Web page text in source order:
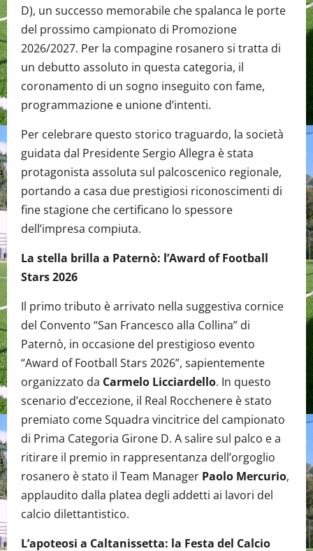
D), un successo memorabile che spalanca le porte
del prossimo campionato di Promozione
2026/2027. Per la compagine rosanero si tratta di
un debutto assoluto in questa categoria, il
coronamento di un sogno inseguito con fame,
programmazione e unione d’intenti.
Per celebrare questo storico traguardo, la società
guidata dal Presidente Sergio Allegra è stata
protagonista assoluta sul palcoscenico regionale,
portando a casa due prestigiosi riconoscimenti di
fine stagione che certificano lo spessore
dell’impresa compiuta.
La stella brilla a Paternò: l’Award of Football
Stars 2026
Il primo tributo è arrivato nella suggestiva cornice
del Convento “San Francesco alla Collina” di
Paternò, in occasione del prestigioso evento
“Award of Football Stars 2026”, sapientemente
organizzato da Carmelo Licciardello. In questo
scenario d’eccezione, il Real Rocchenere è stato
premiato come Squadra vincitrice del campionato
di Prima Categoria Girone D. A salire sul palco e a
ritirare il premio in rappresentanza dell’orgoglio
rosanero è stato il Team Manager Paolo Mercurio,
applaudito dalla platea degli addetti ai lavori del
calcio dilettantistico.
L’apoteosi a Caltanissetta: la Festa del Calcio